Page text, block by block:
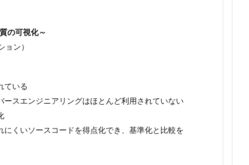
の可視化～
ン）
ている
スエンジニアリングはほとんど利用されていない
くいソースコードを得点化でき、基準化と比較を